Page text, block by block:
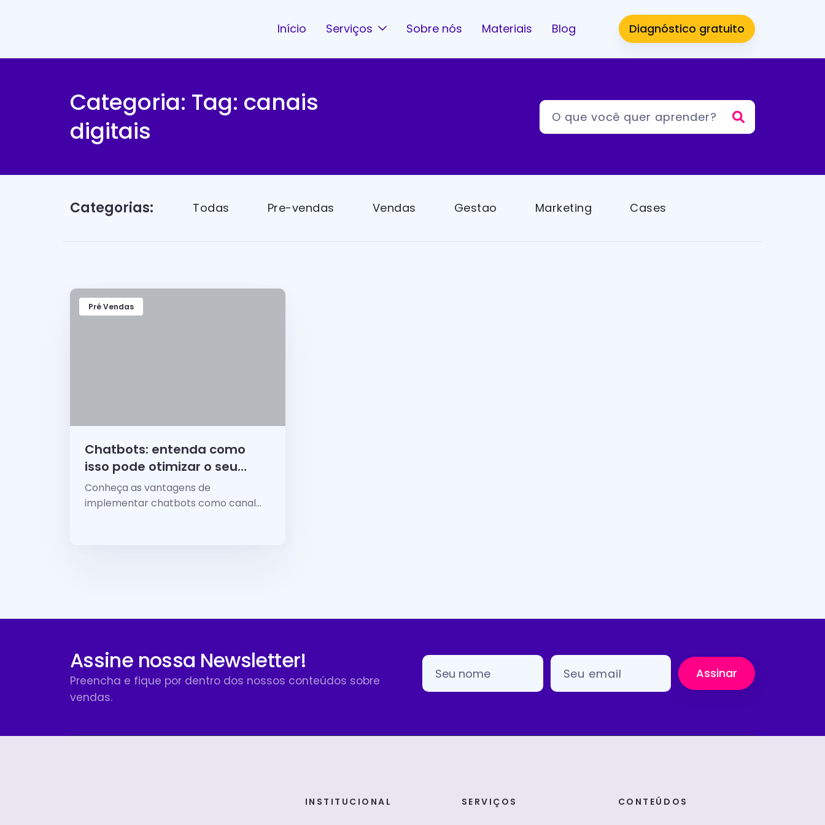
Início Serviços Sobre nós Materiais Blog Diagnóstico gratuito
Categoria: Tag: canais
digitais
Categorias: Todas Pre-vendas Vendas Gestao Marketing Cases
Pré Vendas
Chatbots: entenda como
isso pode otimizar o seu
processo de vendas
Conheça as vantagens de
implementar chatbots como canal
Assine nossa Newsletter!
Preencha e fique por dentro dos nossos conteúdos sobre
vendas.
Assinar
INSTITUCIONAL SERVIÇOS CONTEÚDOS